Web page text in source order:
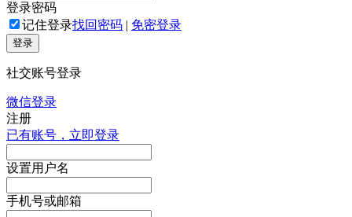
登录密码
记住登录找回密码 | 免密登录
登录
社交账号登录
微信登录
注册
已有账号，立即登录
设置用户名
手机号或邮箱